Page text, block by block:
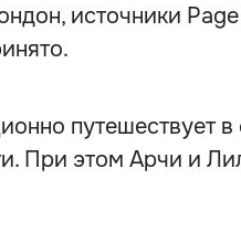
источники
путешествует
При этом Арчи и